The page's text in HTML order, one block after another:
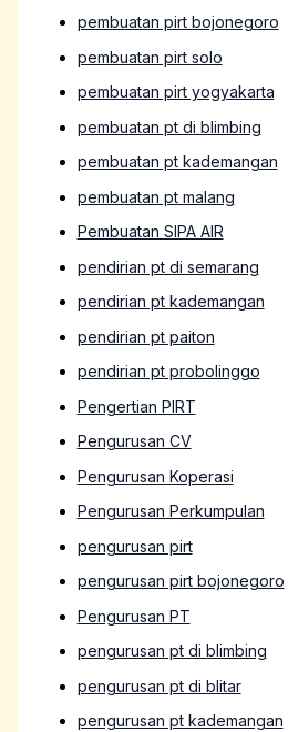
pembuatan pirt bojonegoro
pembuatan pirt solo
pembuatan pirt yogyakarta
pembuatan pt di blimbing
pembuatan pt kademangan
pembuatan pt malang
Pembuatan SIPA AIR
pendirian pt di semarang
pendirian pt kademangan
pendirian pt paiton
pendirian pt probolinggo
Pengertian PIRT
Pengurusan CV
Pengurusan Koperasi
Pengurusan Perkumpulan
pengurusan pirt
pengurusan pirt bojonegoro
Pengurusan PT
pengurusan pt di blimbing
pengurusan pt di blitar
pengurusan pt kademangan